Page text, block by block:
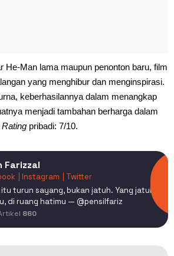
He-Man lama maupun penonton baru, film
yang menghibur dan menginspirasi.
keberhasilannya dalam menangkap
menjadi tambahan berharga dalam
Rating pribadi: 7/10.
Farizzal
| Instagram
| Twitter
itu turun sayang, bukan jatuh. Yang jatuh
di ruang hatimu — @pensilfariz
860